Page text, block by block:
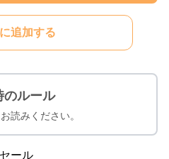
追加する
のルール
読みください。